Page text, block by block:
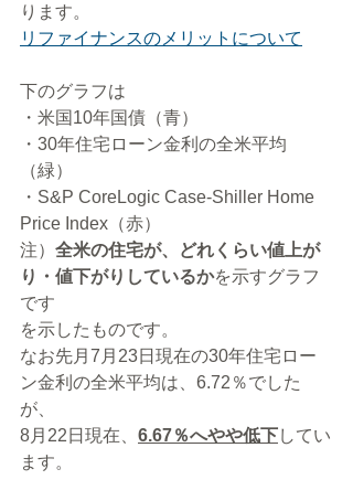
ります。
リファイナンスのメリットについて
下のグラフは
・米国10年国債（青）
・30年住宅ローン金利の全米平均
（緑）
・S&P CoreLogic Case-Shiller Home
Price Index（赤）
注） 全米の住宅が、どれくらい値上が
り・値下がりしているかを示すグラフ
です
を示したものです。
なお先月7月23日現在の30年住宅ロー
ン金利の全米平均は、6.72％でした
が、
8月22日現在、 6.67％へやや低下してい
ます。